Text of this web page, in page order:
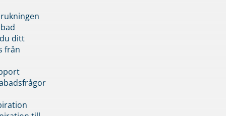
ditt
från